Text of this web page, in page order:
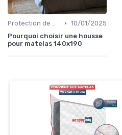
Protection de matelas • 10/01/2025
Pourquoi choisir une housse
pour matelas 140x190